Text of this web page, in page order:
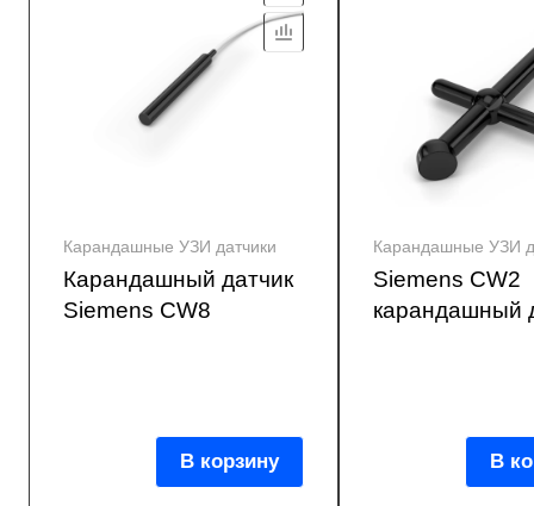
Карандашные УЗИ датчики
Карандашный датчик
Siemens CW8
В корзину
Карандашные УЗИ
Siemens CW2
карандашный
В